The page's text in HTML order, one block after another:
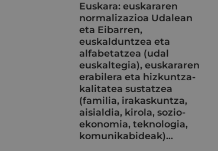
Euskara: euskararen
normalizazioa Udalean
eta Eibarren,
euskalduntzea eta
alfabetatzea (udal
euskaltegia), euskararen
erabilera eta hizkuntza-
kalitatea sustatzea
(familia, irakaskuntza,
aisialdia, kirola, sozio-
ekonomia, teknologia,
komunikabideak)…